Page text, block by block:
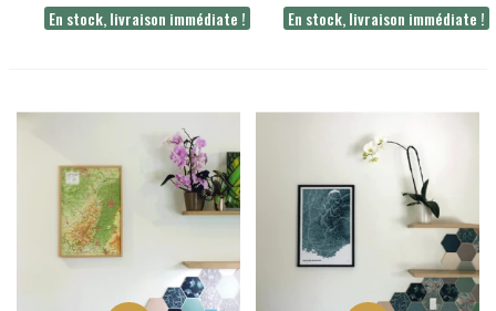
En stock, livraison immédiate ! En stock, livraison immédiate !